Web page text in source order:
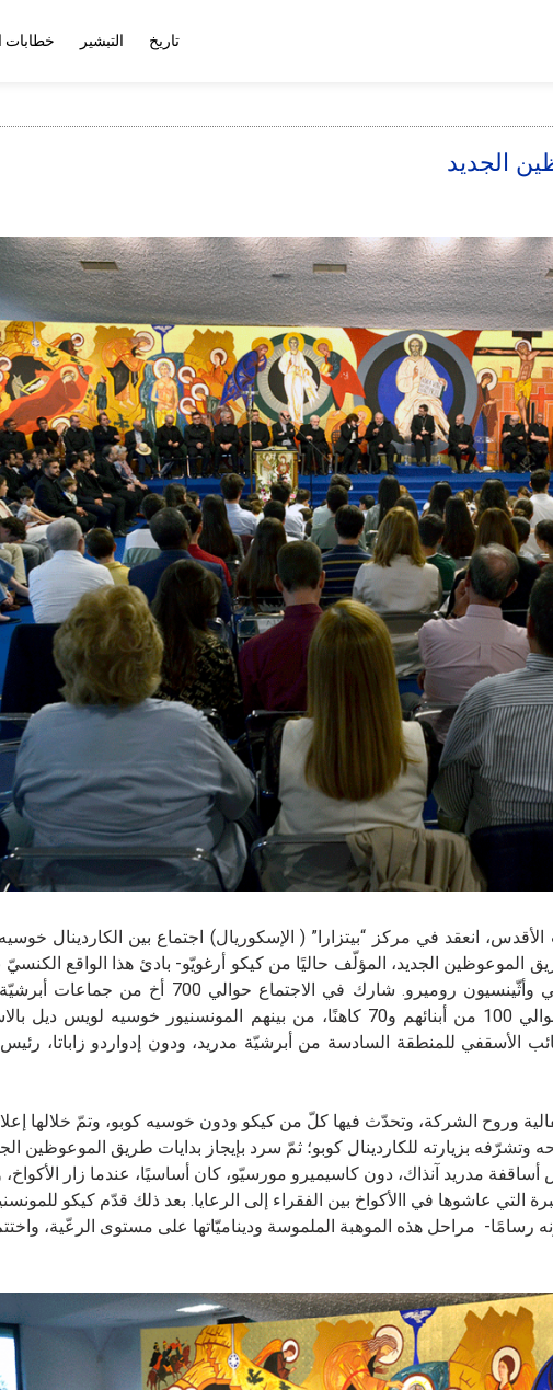
تاريخ التبشير خطابات
الجديد
الثالوث الأقدس، انعقد في مركز “بيتزارا” ( الإسكوريال) اجتماع بين الكاردينال
الموعوظين الجديد، المؤلّف حاليًا من كيكو أرغويّو- بادئ هذا الواقع الكنسيّ
خادمة الله كارمن هيرنانديز – والأب ماريو بيتسي وأثّينسيون روميرو. شارك في
يمثّلون 222 جماعة موجودة في 44 رعيّة، مع حوالي 100 من أبنائهم و70 كاهنًا، من بينهم المونسنيور
الأسقفي للمنطقة السادسة من أبرشيّة مدريد، ودون إدواردو زاباتا، رئيس
وروح الشركة، وتحدّث فيها كلّ من كيكو ودون خوسيه كوبو، وتمّ خلالها
بإظهار فرحه وتشرّفه بزيارته للكاردينال كوبو؛ ثمّ سرد بإيجاز بدايات طريق الموعوظين
مدريد آنذاك، دون كاسيميرو مورسيّو، كان أساسيًا، عندما زار الأكواخ،
التي عاشوها في االأكواخ بين الفقراء إلى الرعايا. بعد ذلك قدّم كيكو
رسامًا- مراحل هذه الموهبة الملموسة وديناميّاتها على مستوى الرعّية،